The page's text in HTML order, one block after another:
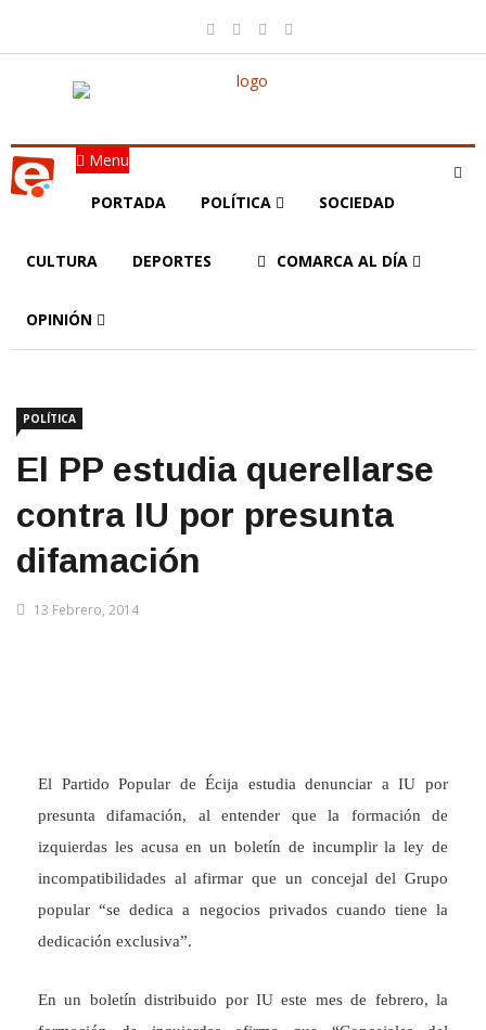
Menu
PORTADA POLÍTICA SOCIEDAD
CULTURA DEPORTES COMARCA AL DÍA
OPINIÓN
POLÍTICA
El PP estudia querellarse
contra IU por presunta
difamación
13 Febrero, 2014
El Partido Popular de Écija estudia denunciar a IU por
presunta difamación, al entender que la formación de
izquierdas les acusa en un boletín de incumplir la ley de
incompatibilidades al afirmar que un concejal del Grupo
popular “se dedica a negocios privados cuando tiene la
dedicación exclusiva”.
En un boletín distribuido por IU este mes de febrero, la